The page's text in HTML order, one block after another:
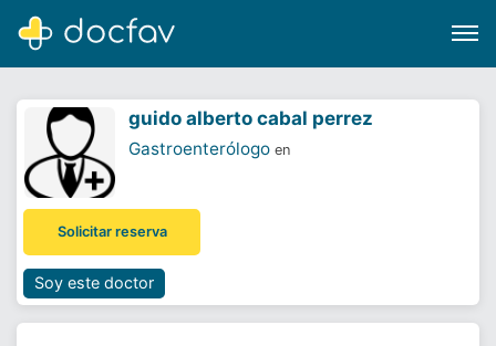
Software para clínicas
¿Eres un doctor?
guido alberto cabal perrez
Gastroenterólogo en
Solicitar reserva
Soy este doctor